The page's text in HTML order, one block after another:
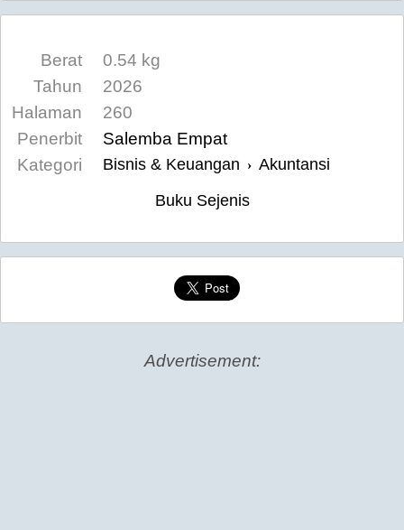
Berat
0.54 kg
Tahun
2026
Halaman
260
Penerbit
Salemba Empat
Kategori
Bisnis & Keuangan › Akuntansi
Buku Sejenis
Advertisement: